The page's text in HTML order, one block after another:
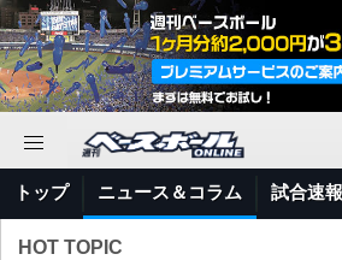
トップ ニュース＆コラム 試合速報
HOT TOPIC